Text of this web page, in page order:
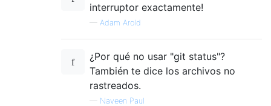
interruptor exactamente!
— Adam Arold
¿Por qué no usar "git status"?
También te dice los archivos no
rastreados.
— Naveen Paul